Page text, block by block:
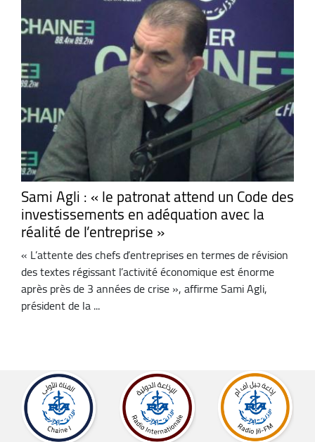
Sami Agli : « le patronat attend un Code des
investissements en adéquation avec la
réalité de l’entreprise »
« L’attente des chefs d’entreprises en termes de révision
des textes régissant l’activité économique est énorme
après près de 3 années de crise », affirme Sami Agli,
président de la ...